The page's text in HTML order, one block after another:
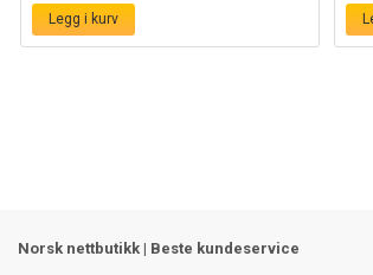
Legg i kurv
Norsk nettbutikk | Beste kundeservice